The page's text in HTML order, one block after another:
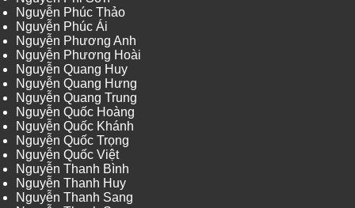
Nguyễn Phúc Thảo
Nguyễn Phúc Ái
Nguyễn Phương Anh
Nguyễn Phương Hoài
Nguyễn Quang Huy
Nguyễn Quang Hưng
Nguyễn Quang Trung
Nguyễn Quốc Hoàng
Nguyễn Quốc Khánh
Nguyễn Quốc Trọng
Nguyễn Quốc Việt
Nguyễn Thanh Bình
Nguyễn Thanh Huy
Nguyễn Thanh Sang